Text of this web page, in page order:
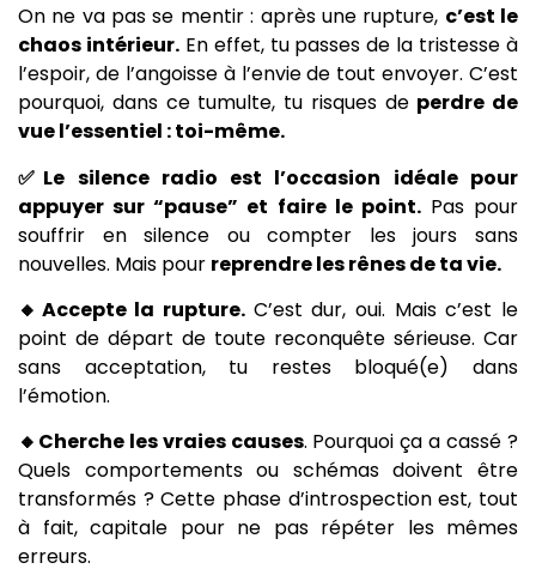
On ne va pas se mentir : après une rupture, c’est le
chaos intérieur.En effet, tu passes de la tristesse à
l’espoir, de l’angoisse à l’envie de tout envoyer. C’est
pourquoi, dans ce tumulte, tu risques de perdre de
vue l’essentiel : toi-même.
✅Le silence radio est l’occasion idéale pour
appuyer sur “pause” et faire le point.Pas pour
souffrir en silence ou compter les jours sans
nouvelles. Mais pour reprendre les rênes de ta vie.
🔸Accepte la rupture. C’est dur, oui. Mais c’est le
point de départ de toute reconquête sérieuse. Car
sans acceptation, tu restes bloqué(e) dans
l’émotion.
🔸Cherche les vraies causes. Pourquoi ça a cassé ?
Quels comportements ou schémas doivent être
transformés ? Cette phase d’introspection est, tout
à fait, capitale pour ne pas répéter les mêmes
erreurs.